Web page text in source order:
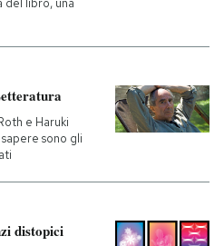
del libro, una
e Haruki
sono gli
distopici